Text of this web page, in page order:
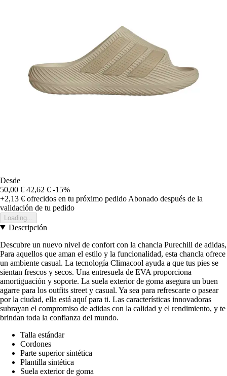
Desde
50,00 € 42,62 € -15%
+2,13 € ofrecidos en tu próximo pedido Abonado después de la
validación de tu pedido
Loading...
Descripción
Descubre un nuevo nivel de confort con la chancla Purechill de adidas,
Para aquellos que aman el estilo y la funcionalidad, esta chancla ofrece
un ambiente casual. La tecnología Climacool ayuda a que tus pies se
sientan frescos y secos. Una entresuela de EVA proporciona
amortiguación y soporte. La suela exterior de goma asegura un buen
agarre para los outfits street y casual. Ya sea para refrescarte o pasear
por la ciudad, ella está aquí para ti. Las características innovadoras
subrayan el compromiso de adidas con la calidad y el rendimiento, y te
brindan toda la confianza del mundo.
Talla estándar
Cordones
Parte superior sintética
Plantilla sintética
Suela exterior de goma